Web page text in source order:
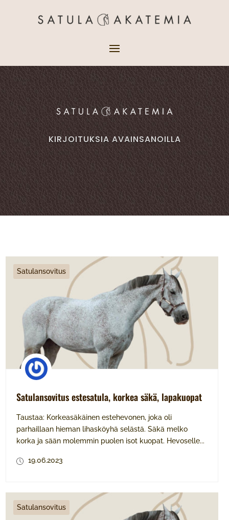
KIRJOITUKSIA AVAINSANOILLA
Satulansovitus
Satulansovitus estesatula, korkea säkä, lapakuopat
Taustaa: Korkeasäkäinen estehevonen, joka oli
parhaillaan hieman lihasköyhä selästä. Säkä melko
korka ja sään molemmin puolen isot kuopat. Hevoselle...
19.06.2023
Satulansovitus